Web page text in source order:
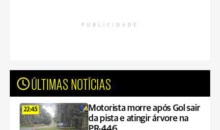
PUBLICIDADE
ÚLTIMAS NOTÍCIAS
22:45
Motorista morre após Gol sair
da pista e atingir árvore na